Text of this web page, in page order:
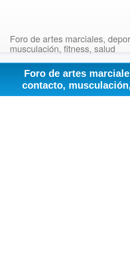
Foro de artes marciales,
musculación, fitness, salud
Foro de artes
contacto,